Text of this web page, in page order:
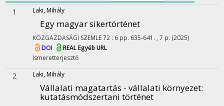
1 Laki, Mihály
Egy magyar sikertörténet
KÖZGAZDASÁGI SZEMLE72 : 6 pp. 635-641. , 7 p. (2025)
DOI
REALEgyéb URL
Ismeretterjesztő
2 Laki, Mihály
Vállalati magatartás - vállalati környezet:
kutatásmódszertani történet